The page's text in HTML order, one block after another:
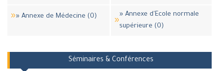
» Annexe de Médecine (0)
» Annexe d'Ecole normale
supérieure (0)
Séminaires & Conférences